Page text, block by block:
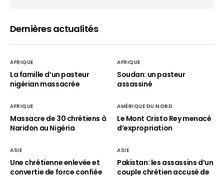
Dernières actualités
AFRIQUE
La famille d’un pasteur
nigérian massacrée
AFRIQUE
Soudan: un pasteur
assassiné
AFRIQUE
Massacre de 30 chrétiens à
Naridon au Nigéria
AMÉRIQUE DU NORD
Le Mont Cristo Rey menacé
d’expropriation
ASIE
Une chrétienne enlevée et
convertie de force confiée
ASIE
Pakistan: les assassins d’un
couple chrétien accusé de